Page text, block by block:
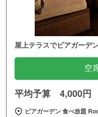
屋上テラスでビアガーデ
空
平均予算 4,000円
ビアガーデン 食べ放題